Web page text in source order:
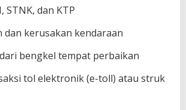
STNK, dan KTP
dan kerusakan kendaraan
bengkel tempat perbaikan
tol elektronik (e-toll) atau struk